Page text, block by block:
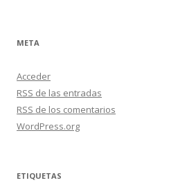
META
Acceder
RSS de las entradas
RSS de los comentarios
WordPress.org
ETIQUETAS